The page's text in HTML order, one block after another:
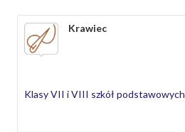
Krawiec
Klasy VII i VIII szkół podstawowych